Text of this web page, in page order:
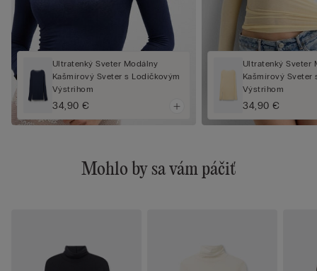
Ultratenký Sveter Modálny
Kašmírový Sveter s Lodičkovým
Výstrihom
34,90 €
Ultratenký Sveter
Kašmírový Sveter
Výstrihom
34,90 €
Mohlo by sa vám páčiť